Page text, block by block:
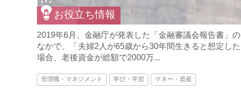
お役立ち情報
2019年6月、金融庁が発表した「金融審議会報告書」の
なかで、「夫婦2人が65歳から30年間生きると想定した
場合、老後資金が総額で2000万...
管理職・マネジメント 学び・学習 マネー・資産